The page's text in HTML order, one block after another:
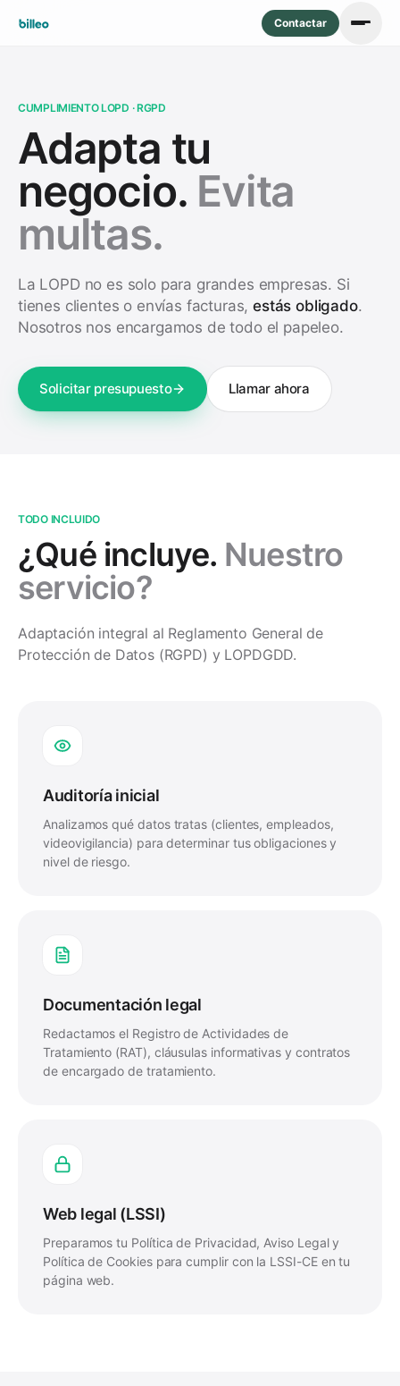
Contactar
CUMPLIMIENTO LOPD · RGPD
Adapta tu
negocio. Evita
multas.
La LOPD no es solo para grandes empresas. Si
tienes clientes o envías facturas,estás obligado.
Nosotros nos encargamos de todo el papeleo.
Solicitar presupuesto Llamar ahora
TODO INCLUIDO
¿Qué incluye. Nuestro
servicio?
Adaptación integral al Reglamento General de
Protección de Datos (RGPD) y LOPDGDD.
Auditoría inicial
Analizamos qué datos tratas (clientes, empleados,
videovigilancia) para determinar tus obligaciones y
nivel de riesgo.
Documentación legal
Redactamos el Registro de Actividades de
Tratamiento (RAT), cláusulas informativas y contratos
de encargado de tratamiento.
Web legal (LSSI)
Preparamos tu Política de Privacidad, Aviso Legal y
Política de Cookies para cumplir con la LSSI-CE en tu
página web.